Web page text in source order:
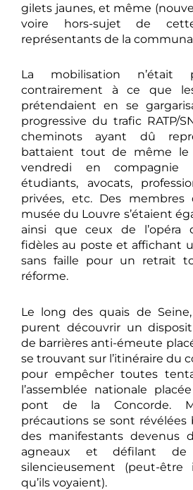
gilets jaunes, et même
voire hors-sujet de
représentants de la
La mobilisation n’était
contrairement à ce que
prétendaient en se
progressive du trafic RATP/
cheminots ayant dû
battaient tout de même le
vendredi en compagnie
étudiants, avocats,
privées, etc. Des
musée du Louvre s’étaient
ainsi que ceux de l’opéra
fidèles au poste et affichant
sans faille pour un retrait
réforme.
Le long des quais de
purent découvrir un
de barrières anti-émeute
se trouvant sur l’itinéraire du
pour empêcher toutes
l’assemblée nationale
pont de la Concorde.
précautions se sont révélées
des manifestants devenus
agneaux et défilant
silencieusement (peut-
qu’ils voyaient).